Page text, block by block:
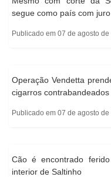
segue como país com
Publicado em 07 de agosto de
Operação Vendetta
cigarros
Publicado em 07 de agosto de
Cão é encontrado
interior de Saltinho